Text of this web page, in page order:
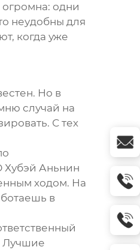
одни
неудобны для
когда уже
Но в
случай на
С тех
Аньнин
ходом. На
в
Лучшие